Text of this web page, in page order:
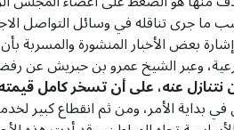
ما جرى تناقله في وسائل التواصل
بعض الأخبار المنشورة
وعبر الشيخ عمرو بن حبريش عن
عنه، على أن تسخر كامل
بداية الأمر، ومن ثم انقطاع كبير